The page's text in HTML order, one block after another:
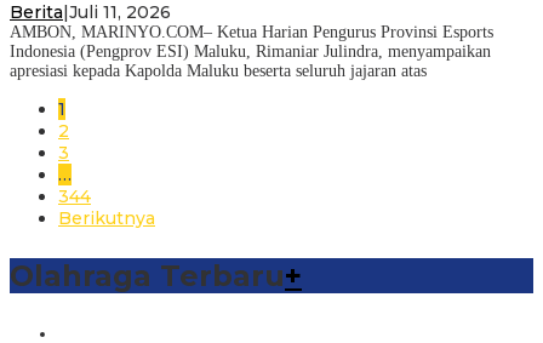
Berita Juli 11, 2026
AMBON, MARINYO.COM– Ketua Harian Pengurus Provinsi Esports
Indonesia (Pengprov ESI) Maluku, Rimaniar Julindra, menyampaikan
apresiasi kepada Kapolda Maluku beserta seluruh jajaran atas
1
2
3
…
344
Berikutnya
Olahraga Terbaru+